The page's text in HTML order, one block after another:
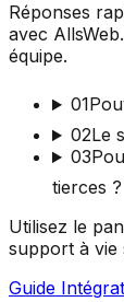
Réponses
avec
équipe.
01
02Le
03
tierces ?
Utilisez le
support à vie
Guide